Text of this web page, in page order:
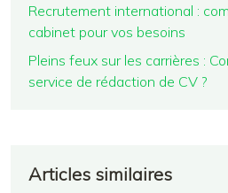
Recrutement international :
cabinet pour vos besoins
Pleins feux sur les carrières :
service de rédaction de CV ?
Articles similaires